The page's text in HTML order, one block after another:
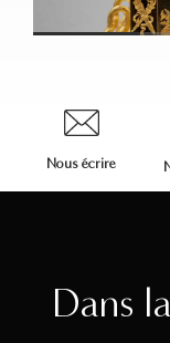
Nous écrire
Dans